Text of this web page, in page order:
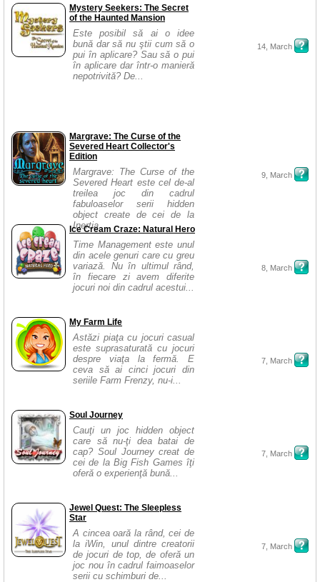
Mystery Seekers: The Secret
of the Haunted Mansion
Este posibil să ai o idee
bună dar să nu ştii cum să o
pui în aplicare? Sau să o pui
în aplicare dar într-o manieră
nepotrivită? De...
14, March
Margrave: The Curse of the
Severed Heart Collector's
Edition
Margrave: The Curse of the
Severed Heart este cel de-al
treilea joc din cadrul
fabuloaselor serii hidden
object create de cei de la
Inertia...
9, March
Ice Cream Craze: Natural Hero
Time Management este unul
din acele genuri care cu greu
variază. Nu în ultimul rând,
în fiecare zi avem diferite
jocuri noi din cadrul acestui...
8, March
My Farm Life
Astăzi piaţa cu jocuri casual
este suprasaturată cu jocuri
despre viaţa la fermă. E
ceva să ai cinci jocuri din
seriile Farm Frenzy, nu-i...
7, March
Soul Journey
Cauţi un joc hidden object
care să nu-ţi dea batai de
cap? Soul Journey creat de
cei de la Big Fish Games îţi
oferă o experienţă bună...
7, March
Jewel Quest: The Sleepless
Star
A cincea oară la rând, cei de
la iWin, unul dintre creatorii
de jocuri de top, de oferă un
joc nou în cadrul faimoaselor
serii cu schimburi de...
7, March